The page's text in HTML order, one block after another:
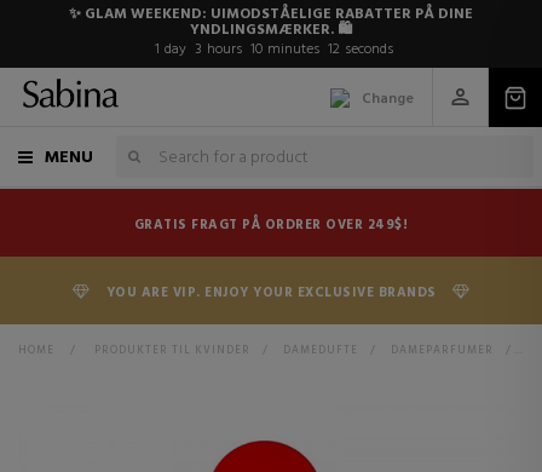
✨ GLAM WEEKEND: UIMODSTÅELIGE RABATTER PÅ DINE
YNDLINGSMÆRKER. 🛍️
1 day 3 hours 10 minutes 12 seconds
Change
MENU
GRATIS FRAGT PÅ ORDRER OVER 249$!
YOU ARE VIP. ENJOY YOUR EXCLUSIVE BRANDS
HOME > PRODUKTER TIL KVINDER > DAMEDUFTE > DAMEPARFUMER >